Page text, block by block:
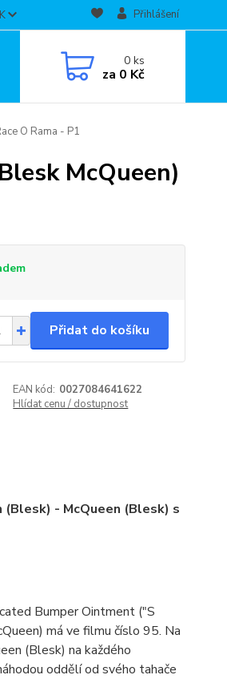
Přihlášení
0ks
za 0 Kč
O Rama - P1
McQueen)
Přidat do košíku
EAN kód: 0027084641622
Hlídat cenu / dostupnost
- McQueen (Blesk) s
Bumper Ointment ("S
má ve filmu číslo 95. Na
(Blesk) na každého
oddělí od svého tahače